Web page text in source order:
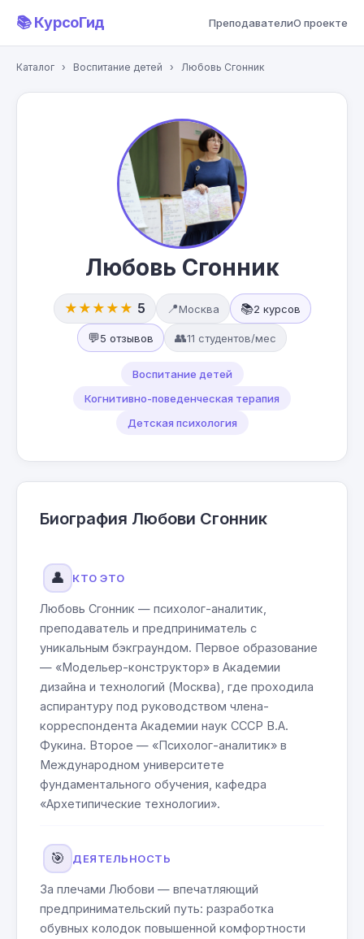
📚 КурсоГид ПреподавателиО проекте
Каталог › Воспитание детей › Любовь Сгонник
Любовь Сгонник
★★★★★ 5 📍Москва 📚2 курсов
💬5 отзывов 👥11 студентов/мес
Воспитание детей
Когнитивно-поведенческая терапия
Детская психология
Биография Любови Сгонник
👤 КТО ЭТО
Любовь Сгонник — психолог-аналитик,
преподаватель и предприниматель с
уникальным бэкграундом. Первое образование
— «Модельер-конструктор» в Академии
дизайна и технологий (Москва), где проходила
аспирантуру под руководством члена-
корреспондента Академии наук СССР В.А.
Фукина. Второе — «Психолог-аналитик» в
Международном университете
фундаментального обучения, кафедра
«Архетипические технологии».
🎯 ДЕЯТЕЛЬНОСТЬ
За плечами Любови — впечатляющий
предпринимательский путь: разработка
обувных колодок повышенной комфортности